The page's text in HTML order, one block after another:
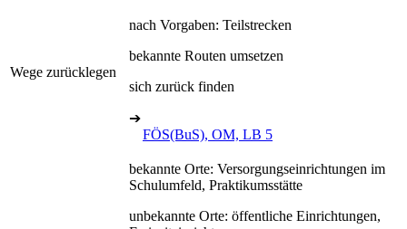
Wege zurücklegen
nach Vorgaben: Teilstrecken
bekannte Routen umsetzen
sich zurück finden
➔
FÖS(BuS), OM, LB 5
bekannte Orte: Versorgungseinrichtungen im
Schulumfeld, Praktikumsstätte
unbekannte Orte: öffentliche Einrichtungen,